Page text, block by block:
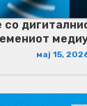
мај 15,